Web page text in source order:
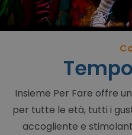
Insieme Per Fare offre
per tutte le età, tutti i
accogliente e